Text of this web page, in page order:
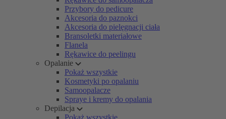
Przybory do pedicure
Akcesoria do paznokci
Akcesoria do pielęgnacji ciała
Bransoletki materiałowe
Flanela
Rękawice do peelingu
Opalanie
Pokaż wszystkie
Kosmetyki po opalaniu
Samoopalacze
Spraye i kremy do opalania
Depilacja
Pokaż wszystkie